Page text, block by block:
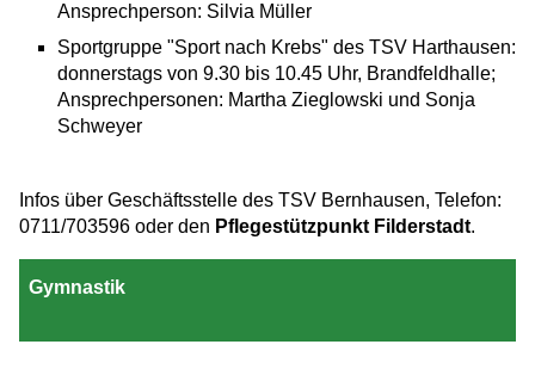
Ansprechperson: Silvia Müller
Sportgruppe "Sport nach Krebs" des TSV Harthausen:
donnerstags von 9.30 bis 10.45 Uhr, Brandfeldhalle;
Ansprechpersonen: Martha Zieglowski und Sonja
Schweyer
Infos über Geschäftsstelle des TSV Bernhausen, Telefon:
0711/703596 oder den Pflegestützpunkt Filderstadt.
Gymnastik